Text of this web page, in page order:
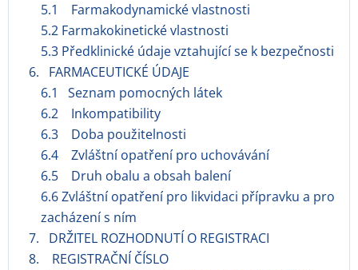
5.1 Farmakodynamické vlastnosti
5.2 Farmakokinetické vlastnosti
5.3 Předklinické údaje vztahující se k bezpečnosti
6. FARMACEUTICKÉ ÚDAJE
6.1 Seznam pomocných látek
6.2 Inkompatibility
6.3 Doba použitelnosti
6.4 Zvláštní opatření pro uchovávání
6.5 Druh obalu a obsah balení
6.6 Zvláštní opatření pro likvidaci přípravku a pro
zacházení s ním
7. DRŽITEL ROZHODNUTÍ O REGISTRACI
8. REGISTRAČNÍ ČÍSLO